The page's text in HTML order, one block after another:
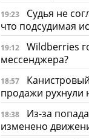
19:23
Судья не
что подсудимая
19:12
Wildberries
мессенджера?
18:57
продажи рухнули
18:38
Из-за
изменено